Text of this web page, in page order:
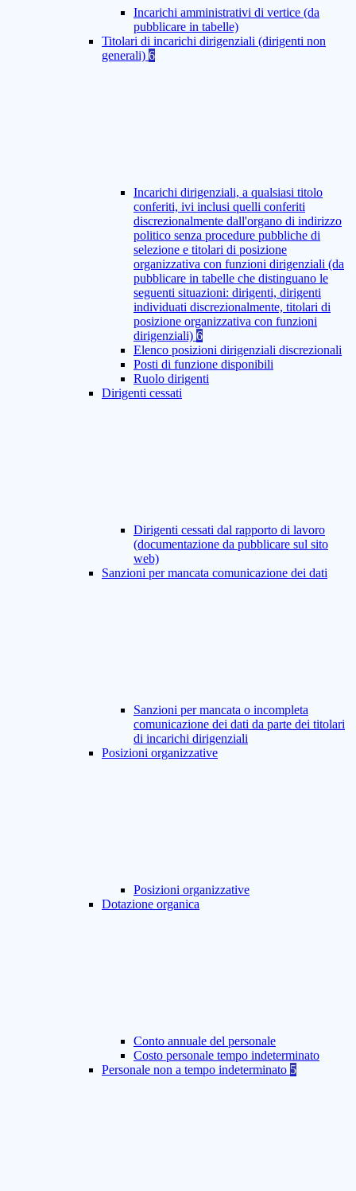
Incarichi amministrativi di vertice (da
pubblicare in tabelle)
Titolari di incarichi dirigenziali (dirigenti non
generali) 6
Incarichi dirigenziali, a qualsiasi titolo
conferiti, ivi inclusi quelli conferiti
discrezionalmente dall'organo di indirizzo
politico senza procedure pubbliche di
selezione e titolari di posizione
organizzativa con funzioni dirigenziali (da
pubblicare in tabelle che distinguano le
seguenti situazioni: dirigenti, dirigenti
individuati discrezionalmente, titolari di
posizione organizzativa con funzioni
dirigenziali) 6
Elenco posizioni dirigenziali discrezionali
Posti di funzione disponibili
Ruolo dirigenti
Dirigenti cessati
Dirigenti cessati dal rapporto di lavoro
(documentazione da pubblicare sul sito
web)
Sanzioni per mancata comunicazione dei dati
Sanzioni per mancata o incompleta
comunicazione dei dati da parte dei titolari
di incarichi dirigenziali
Posizioni organizzative
Posizioni organizzative
Dotazione organica
Conto annuale del personale
Costo personale tempo indeterminato
Personale non a tempo indeterminato 5